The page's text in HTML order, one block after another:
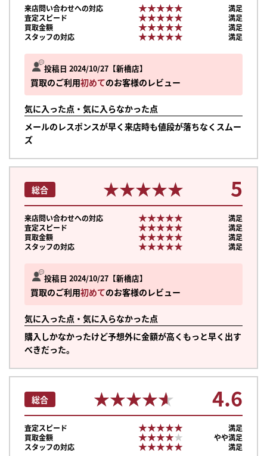
投稿日 2024/10/27 新橋店
買取のご利用初めてのお客様のレビュー
気に入った点・気に入らなかった点
メールのレスポンスが早く来店時も値段が落ちなくスムー
ズ
来店問い合わせへの対応 ★★★★★
★★★★★
満足
査定スピード
★★★★★
★★★★★
満足
買取金額
★★★★★
★★★★★
満足
スタッフの対応
★★★★★
★★★★★ 満足
投稿日 2024/10/27 新橋店
買取のご利用初めてのお客様のレビュー
気に入った点・気に入らなかった点
購入しかなかったけど予想外に金額が高くもっと早く出す
べきだった。
総合 ★★★★★
★★★★★ 5
来店問い合わせへの対応 ★★★★★
★★★★★
満足
査定スピード
★★★★★
★★★★★
満足
買取金額
★★★★★
★★★★★
満足
スタッフの対応
★★★★★
★★★★★ 満足
総合 ★★★★★
★★★★★ 4.6
査定スピード ★★★★★
★★★★★
満足
買取金額
★★★★★
★★★★★
やや満足
スタッフの対応
★★★★★
★★★★★ 満足